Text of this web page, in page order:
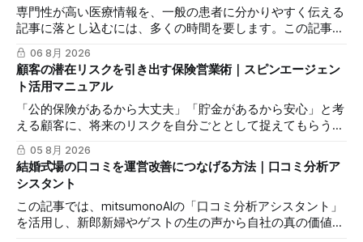
専門性が高い医療情報を、一般の患者に分かりやすく伝える
記事に落とし込むには、多くの時間を要します。この記事で
は、mitsumonoAIの「ブログ記事作成ワークフロー」を活用
し、SEOに配慮した質の高いブログ記事を効率的に作成し、
発信力を最大化する方法を解説します。
06 8月 2026
顧客の潜在リスクを引き出す保険営業術｜スピンエージェン
ト活用マニュアル
「公的保険があるから大丈夫」「貯金があるから安心」と考
える顧客に、将来のリスクを自分ごととして捉えてもらうの
は簡単ではありません。この記事では、mitsumonoAIの「ス
ピンエージェント」を活用し、顧客の反論すらも対話の糸口
に変え、納得感を高めて成約に繋げる具体的な3つのステッ
プを解説します。
05 8月 2026
結婚式場の口コミを運営改善につなげる方法｜口コミ分析ア
シスタント
この記事では、mitsumonoAIの「口コミ分析アシスタント」
を活用し、新郎新婦やゲストの生の声から自社の真の価値を